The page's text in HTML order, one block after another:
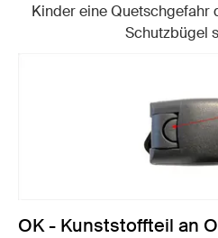
Kinder eine Quetschgefahr
Schutzbügel
OK - Kunststoffteil an